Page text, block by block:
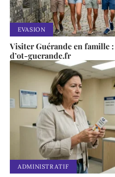
EVASION
Visiter Guérande en famille :
d’ot-guerande.fr
ADMINISTRATIF